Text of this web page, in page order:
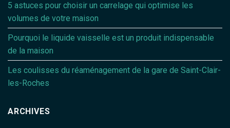
5 astuces pour choisir un carrelage qui optimise les
volumes de votre maison
Pourquoi le liquide vaisselle est un produit indispensable
de la maison
Les coulisses du réaménagement de la gare de Saint-Clair-
les-Roches
ARCHIVES